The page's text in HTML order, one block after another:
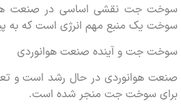
سوخت جت نقشی اساسی در صنعت
سوخت یک منبع مهم انرژی است که به
سوخت جت و آینده صنعت هوانوردی
صنعت هوانوردی در حال رشد است و
برای سوخت جت منجر شده است.